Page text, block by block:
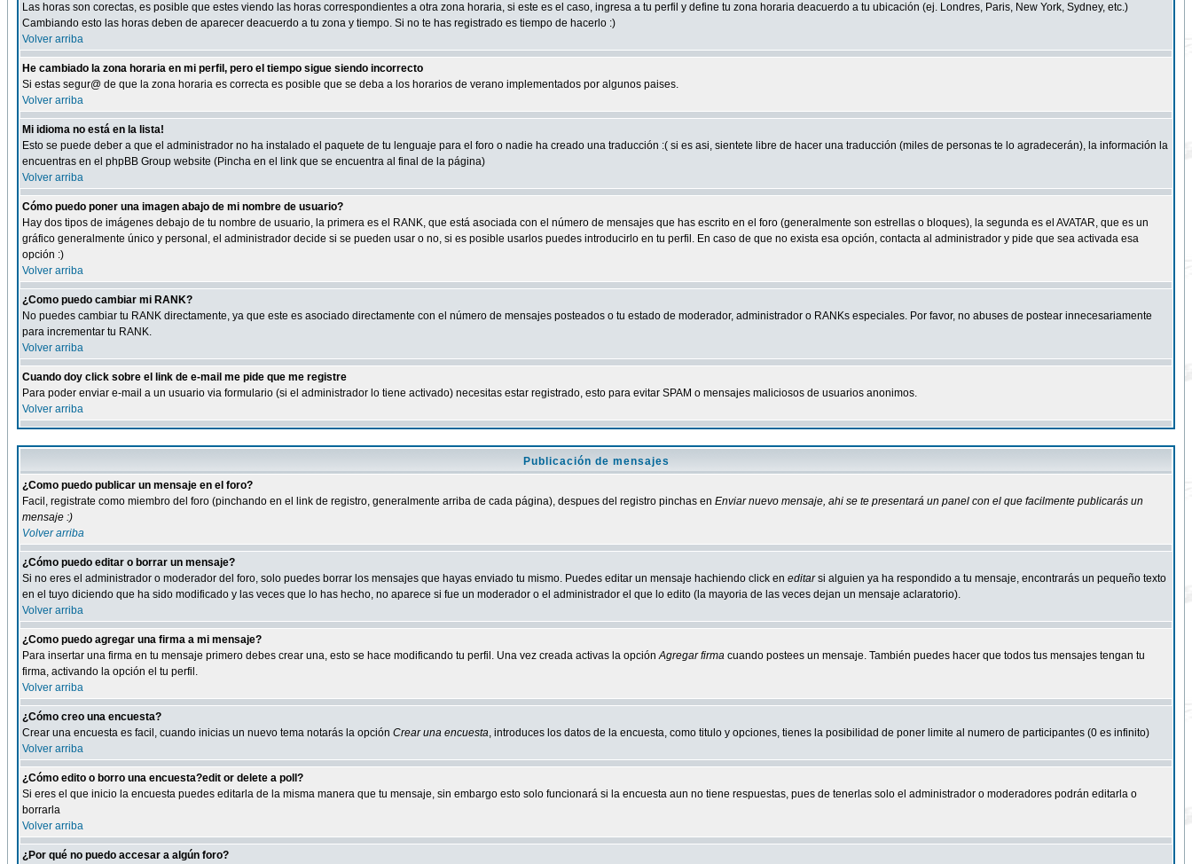
Las horas son corectas, es posible que estes viendo las horas correspondientes a otra zona horaria, si este es el caso, ingresa a tu perfil y define tu zona horaria deacuerdo a tu ubicación (ej. Londres, Paris, New York, Sydney, etc.)
Cambiando esto las horas deben de aparecer deacuerdo a tu zona y tiempo. Si no te has registrado es tiempo de hacerlo :)
Volver arriba
He cambiado la zona horaria en mi perfil, pero el tiempo sigue siendo incorrecto
Si estas segur@ de que la zona horaria es correcta es posible que se deba a los horarios de verano implementados por algunos paises.
Volver arriba
Mi idioma no está en la lista!
Esto se puede deber a que el administrador no ha instalado el paquete de tu lenguaje para el foro o nadie ha creado una traducción :( si es asi, sientete libre de hacer una traducción (miles de personas te lo agradecerán), la información la
encuentras en el phpBB Group website (Pincha en el link que se encuentra al final de la página)
Volver arriba
Cómo puedo poner una imagen abajo de mi nombre de usuario?
Hay dos tipos de imágenes debajo de tu nombre de usuario, la primera es el RANK, que está asociada con el número de mensajes que has escrito en el foro (generalmente son estrellas o bloques), la segunda es el AVATAR, que es un
gráfico generalmente único y personal, el administrador decide si se pueden usar o no, si es posible usarlos puedes introducirlo en tu perfil. En caso de que no exista esa opción, contacta al administrador y pide que sea activada esa
opción :)
Volver arriba
¿Como puedo cambiar mi RANK?
No puedes cambiar tu RANK directamente, ya que este es asociado directamente con el número de mensajes posteados o tu estado de moderador, administrador o RANKs especiales. Por favor, no abuses de postear innecesariamente
para incrementar tu RANK.
Volver arriba
Cuando doy click sobre el link de e-mail me pide que me registre
Para poder enviar e-mail a un usuario via formulario (si el administrador lo tiene activado) necesitas estar registrado, esto para evitar SPAM o mensajes maliciosos de usuarios anonimos.
Volver arriba
Publicación de mensajes
¿Como puedo publicar un mensaje en el foro?
Facil, registrate como miembro del foro (pinchando en el link de registro, generalmente arriba de cada página), despues del registro pinchas en Enviar nuevo mensaje, ahi se te presentará un panel con el que facilmente publicarás un
mensaje :)
Volver arriba
¿Cómo puedo editar o borrar un mensaje?
Si no eres el administrador o moderador del foro, solo puedes borrar los mensajes que hayas enviado tu mismo. Puedes editar un mensaje hachiendo click en editarsi alguien ya ha respondido a tu mensaje, encontrarás un pequeño texto
en el tuyo diciendo que ha sido modificado y las veces que lo has hecho, no aparece si fue un moderador o el administrador el que lo edito (la mayoria de las veces dejan un mensaje aclaratorio).
Volver arriba
¿Como puedo agregar una firma a mi mensaje?
Para insertar una firma en tu mensaje primero debes crear una, esto se hace modificando tu perfil. Una vez creada activas la opciónAgregar firma cuando postees un mensaje. También puedes hacer que todos tus mensajes tengan tu
firma, activando la opción el tu perfil.
Volver arriba
¿Cómo creo una encuesta?
Crear una encuesta es facil, cuando inicias un nuevo tema notarás la opción Crear una encuesta, introduces los datos de la encuesta, como titulo y opciones, tienes la posibilidad de poner limite al numero de participantes (0 es infinito)
Volver arriba
¿Cómo edito o borro una encuesta?edit or delete a poll?
Si eres el que inicio la encuesta puedes editarla de la misma manera que tu mensaje, sin embargo esto solo funcionará si la encuesta aun no tiene respuestas, pues de tenerlas solo el administrador o moderadores podrán editarla o
borrarla
Volver arriba
¿Por qué no puedo accesar a algún foro?